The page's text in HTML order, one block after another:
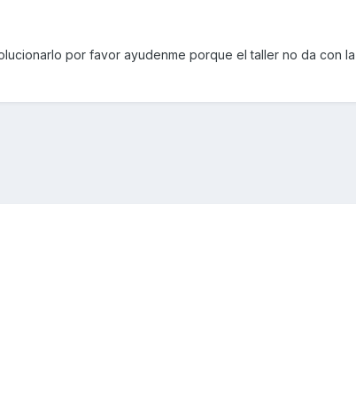
por favor ayudenme porque el taller no da con